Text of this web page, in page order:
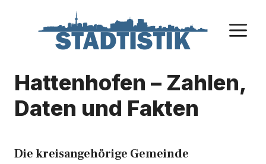
Hattenhofen – Zahlen,
Daten und Fakten
Die kreisangehörige Gemeinde